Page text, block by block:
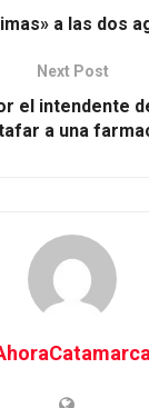
a las dos
Next Post
el intendente
a una